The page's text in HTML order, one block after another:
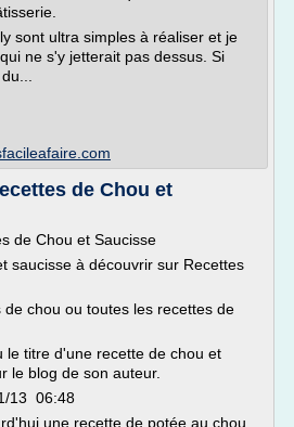
sont ultra simples à réaliser et je
ne s'y jetterait pas dessus. Si
de Chou et
de Chou et Saucisse
saucisse à découvrir sur Recettes
de chou ou toutes les recettes de
le titre d'une recette de chou et
le blog de son auteur.
13 06:48
une recette de potée au chou